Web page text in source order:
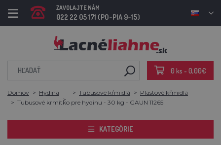
ZAVOLAJTE NÁM
022 22 05 171 (PO-PIA 9-15)
0 ks - 0,00€
Domov Hydina Tubusové kŕmidlá
Plastové kŕmidlá
Tubusové krmítko pre hydinu - 30 kg - GAUN 11265
KATEGÓRIE